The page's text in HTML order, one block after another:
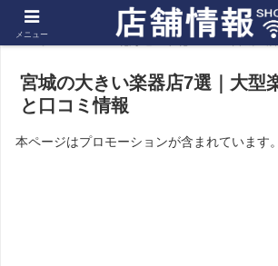
ホーム 北海道・東北 宮城の店
宮城の大きい楽器店7選｜大型
と口コミ情報
本ページはプロモーションが含まれています。
メニュー